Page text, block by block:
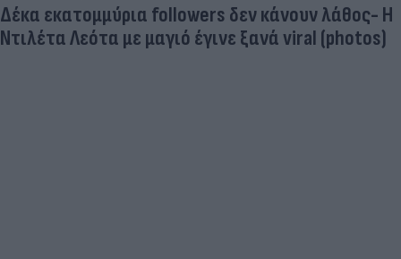
Δέκα εκατομμύρια followers δεν κάνουν λάθος- Η
Ντιλέτα Λεότα με μαγιό έγινε ξανά viral (photos)